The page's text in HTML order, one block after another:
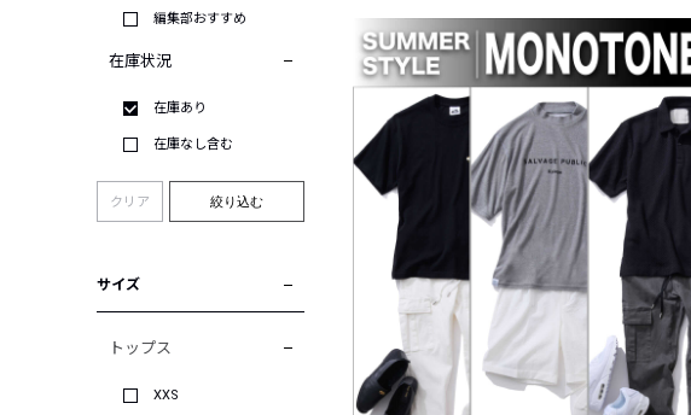
編集部おすすめ
在庫状況
在庫あり
在庫なし含む
クリア 絞り込む
サイズ
トップス
XXS